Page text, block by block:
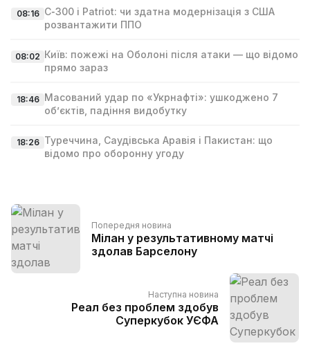
08:16 С‑300 і Patriot: чи здатна модернізація з США
розвантажити ППО
08:02 Київ: пожежі на Оболоні після атаки — що відомо
прямо зараз
18:46 Масований удар по «Укрнафті»: ушкоджено 7
об’єктів, падіння видобутку
18:26 Туреччина, Саудівська Аравія і Пакистан: що
відомо про оборонну угоду
Попередня новина
Мілан у результативному матчі
здолав Барселону
Наступна новина
Реал без проблем здобув
Суперкубок УЄФА